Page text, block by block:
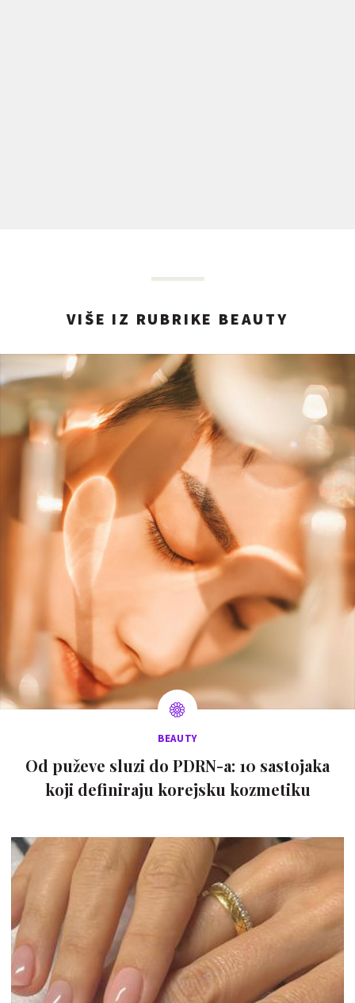
VIŠE IZ RUBRIKE BEAUTY
BEAUTY
Od puževe sluzi do PDRN-a: 10 sastojaka
koji definiraju korejsku kozmetiku